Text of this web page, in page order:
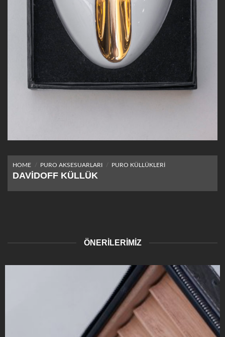
HOME / PURO AKSESUARLARI / PURO KÜLLÜKLERI
DAVIDOFF KÜLLÜK
ÖNERİLERİMİZ